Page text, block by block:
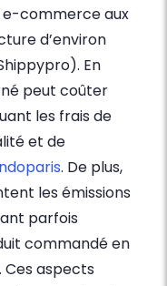
e-commerce aux
d’environ
En
peut coûter
les frais de
et de
. De plus,
les émissions
parfois
commandé en
Ces aspects